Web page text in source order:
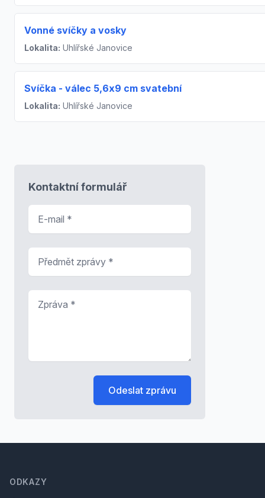
Vonné svíčky a vosky
Lokalita: Uhlířské Janovice
Svíčka - válec 5,6x9 cm svatební
Lokalita: Uhlířské Janovice
Kontaktní formulář
Odeslat zprávu
ODKAZY